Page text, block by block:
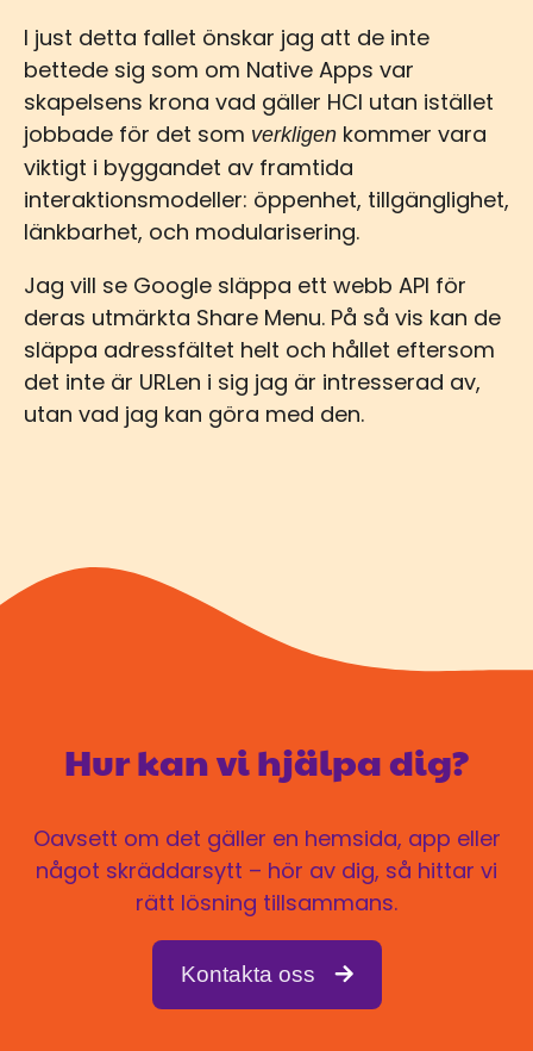
I just detta fallet önskar jag att de inte
bettede sig som om Native Apps var
skapelsens krona vad gäller HCI utan istället
jobbade för det som verkligen kommer vara
viktigt i byggandet av framtida
interaktionsmodeller: öppenhet, tillgänglighet,
länkbarhet, och modularisering.
Jag vill se Google släppa ett webb API för
deras utmärkta Share Menu. På så vis kan de
släppa adressfältet helt och hållet eftersom
det inte är URLen i sig jag är intresserad av,
utan vad jag kan göra med den.
Hur kan vi hjälpa dig?
Oavsett om det gäller en hemsida, app eller
något skräddarsytt – hör av dig, så hittar vi
rätt lösning tillsammans.
Kontakta oss